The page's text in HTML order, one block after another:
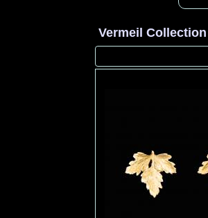
Vermeil Collection